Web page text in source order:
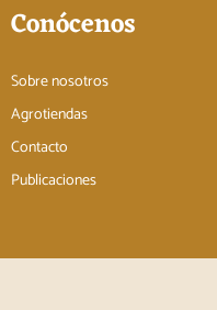
Conócenos
Sobre nosotros
Agrotiendas
Contacto
Publicaciones